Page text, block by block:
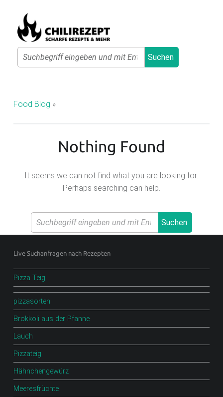
Search
Suchen
I
Z
.
D
E
F
O
O
D
B
L
O
G
Food Blog »
Nothing Found
It seems we can not find what you are looking for.
Perhaps searching can help.
Suchen
Footer sidebar
Live Suchanfragen nach Rezepten
Pizza Teig
pizzasorten
Brokkoli aus der Pfanne
Lauch
Pizzateig
Hähnchengewürz
Meeresfrüchte